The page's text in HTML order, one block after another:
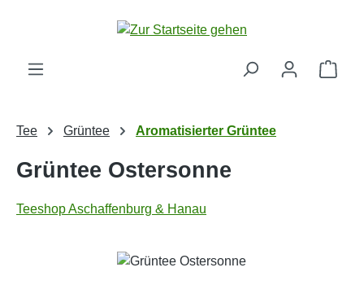
Zum Hauptinhalt springen
Tee Grüntee Aromatisierter Grüntee
Grüntee Ostersonne
Teeshop Aschaffenburg & Hanau
Bildergalerie überspringen